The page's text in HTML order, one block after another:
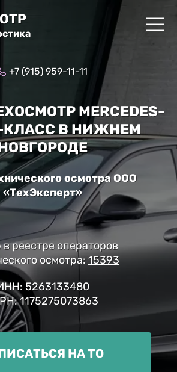
+7 (915) 959-11-11
MERCEDES-
КЛАСС В НИЖНЕМ
осмотра ООО
«ТехЭксперт»
реестре операторов
осмотра:15393
5263133480
1175275073863
НА ТО